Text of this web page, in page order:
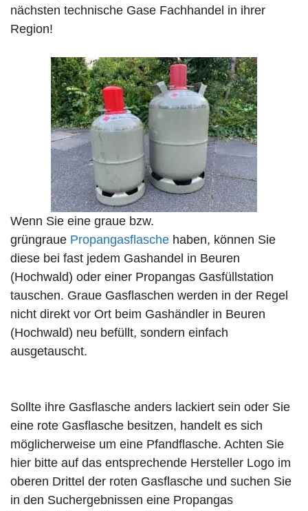
nächsten technische Gase Fachhandel in ihrer
Region!
Wenn Sie eine graue bzw.
grüngraue Propangasflasche haben, können Sie
diese bei fast jedem Gashandel in Beuren
(Hochwald) oder einer Propangas Gasfüllstation
tauschen. Graue Gasflaschen werden in der Regel
nicht direkt vor Ort beim Gashändler in Beuren
(Hochwald) neu befüllt, sondern einfach
ausgetauscht.
Sollte ihre Gasflasche anders lackiert sein oder Sie
eine rote Gasflasche besitzen, handelt es sich
möglicherweise um eine Pfandflasche. Achten Sie
hier bitte auf das entsprechende Hersteller Logo im
oberen Drittel der roten Gasflasche und suchen Sie
in den Suchergebnissen eine Propangas